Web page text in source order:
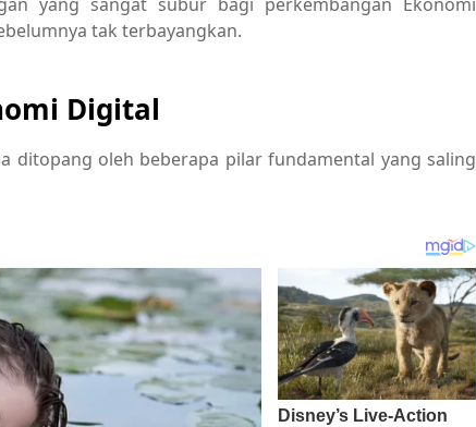
tak terbayangkan.
Digital
ditopang oleh beberapa pilar fundamental yang saling